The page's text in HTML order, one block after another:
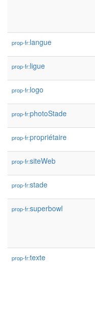
prop-fr:langue
prop-fr:ligue
prop-fr:logo
prop-fr:photoStade
prop-fr:propriétaire
prop-fr:siteWeb
prop-fr:stade
prop-fr:superbowl
prop-fr:texte